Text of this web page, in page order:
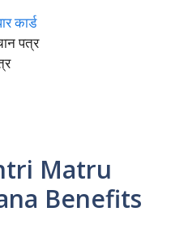
कार्ड
पत्र
Matru
Benefits